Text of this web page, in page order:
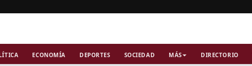
ECONOMÍA DEPORTES SOCIEDAD MÁS DIRECTORIO